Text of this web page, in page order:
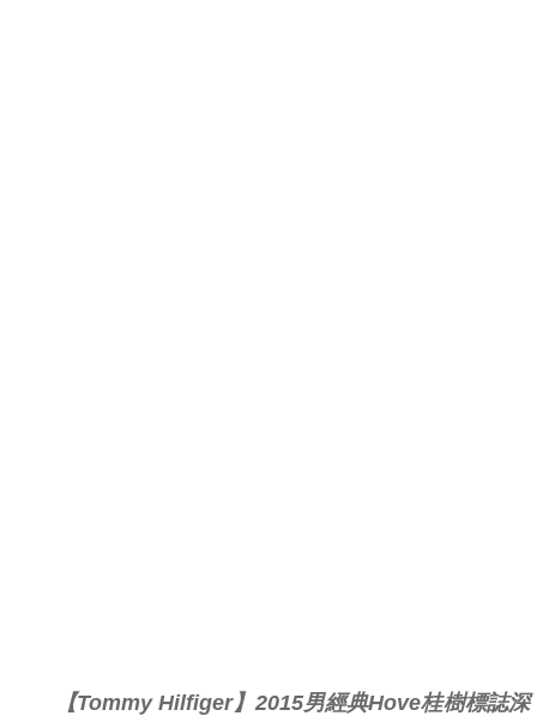
【Tommy Hilfiger】2015男經典Hove桂樹標誌深